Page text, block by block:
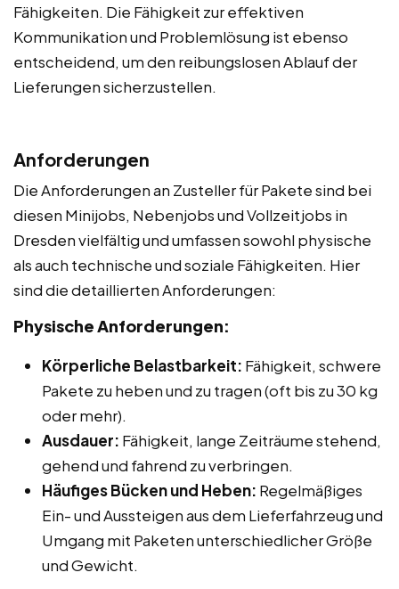
Fähigkeiten. Die Fähigkeit zur effektiven
Kommunikation und Problemlösung ist ebenso
entscheidend, um den reibungslosen Ablauf der
Lieferungen sicherzustellen.
Anforderungen
Die Anforderungen an Zusteller für Pakete sind bei
diesen Minijobs, Nebenjobs und Vollzeitjobs in
Dresden vielfältig und umfassen sowohl physische
als auch technische und soziale Fähigkeiten. Hier
sind die detaillierten Anforderungen:
Physische Anforderungen:
Körperliche Belastbarkeit: Fähigkeit, schwere
Pakete zu heben und zu tragen (oft bis zu 30 kg
oder mehr).
Ausdauer: Fähigkeit, lange Zeiträume stehend,
gehend und fahrend zu verbringen.
Häufiges Bücken und Heben: Regelmäßiges
Ein- und Aussteigen aus dem Lieferfahrzeug und
Umgang mit Paketen unterschiedlicher Größe
und Gewicht.